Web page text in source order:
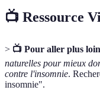
📺 Ressource
> 📺 Pour aller plus
naturelles pour mieux
contre l'insomnie.
insomnie".